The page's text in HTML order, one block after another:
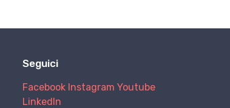
Seguici
Facebook Instagram Youtube
LinkedIn